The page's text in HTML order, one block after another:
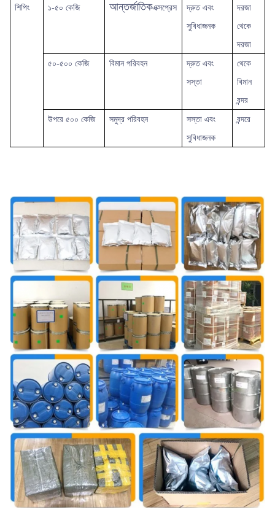
শিপিং ১-৫০ কেজি আন্তর্জাতিকএক্সপ্রেস দ্রুত এবং
সুবিধাজনক
দরজা
থেকে
দরজা
৫০-৫০০ কেজি
বিমান পরিবহন
দ্রুত এবং
সস্তা
থেকে
বিমান
বন্দর
উপরে ৫০০ কেজি সমুদ্র পরিবহন
সস্তা এবং
সুবিধাজনক
বন্দরে